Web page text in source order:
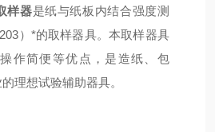
样器是纸与纸板内结合强度测
）*的取样器具。本取样器具
作简便等优点，是造纸、包
理想试验辅助器具。